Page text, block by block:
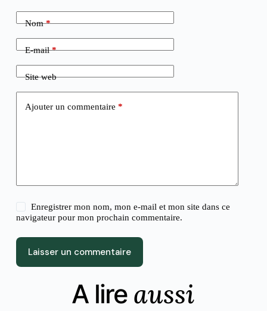
Nom*
E-mail*
Site web
Ajouter un commentaire *
Enregistrer mon nom, mon e-mail et mon site dans ce
navigateur pour mon prochain commentaire.
Laisser un commentaire
A lire aussi